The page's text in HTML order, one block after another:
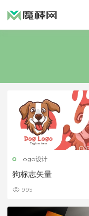
logo设计
狗标志矢量
995